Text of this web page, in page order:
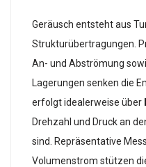
Geräusch entsteht aus
Strukturübertragungen.
An- und Abströmung
Lagerungen senken die
erfolgt idealerweise über
Drehzahl und Druck an
sind. Repräsentative
Volumenstrom stützen